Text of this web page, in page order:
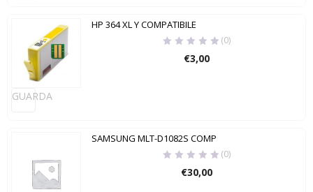
GUARDA
HP 364 XL Y COMPATIBILE
(0)
€3,00
SAMSUNG MLT-D1082S COMP
(0)
€30,00